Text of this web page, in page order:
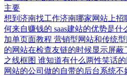
主要
想到济南找工作济南哪家网站上招
何来自赚钱的 saas建站的优势是什
加单页面教程 营销型网站和传统
的网站在检查友链的时候显示屏蔽
之线框图 谁知道有什么两性笑话
网站的公司做的自带的后台系统不